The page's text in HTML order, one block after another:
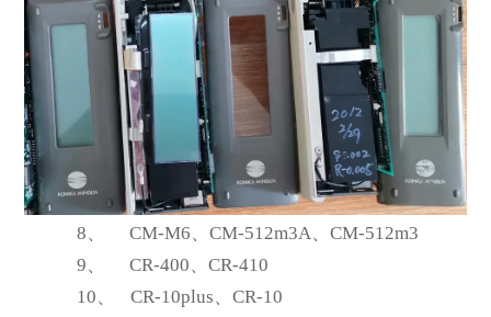
8、 CM-M6、CM-512m3A、CM-512m3
9、
CR-400、CR-410
10、
CR-10plus、CR-10